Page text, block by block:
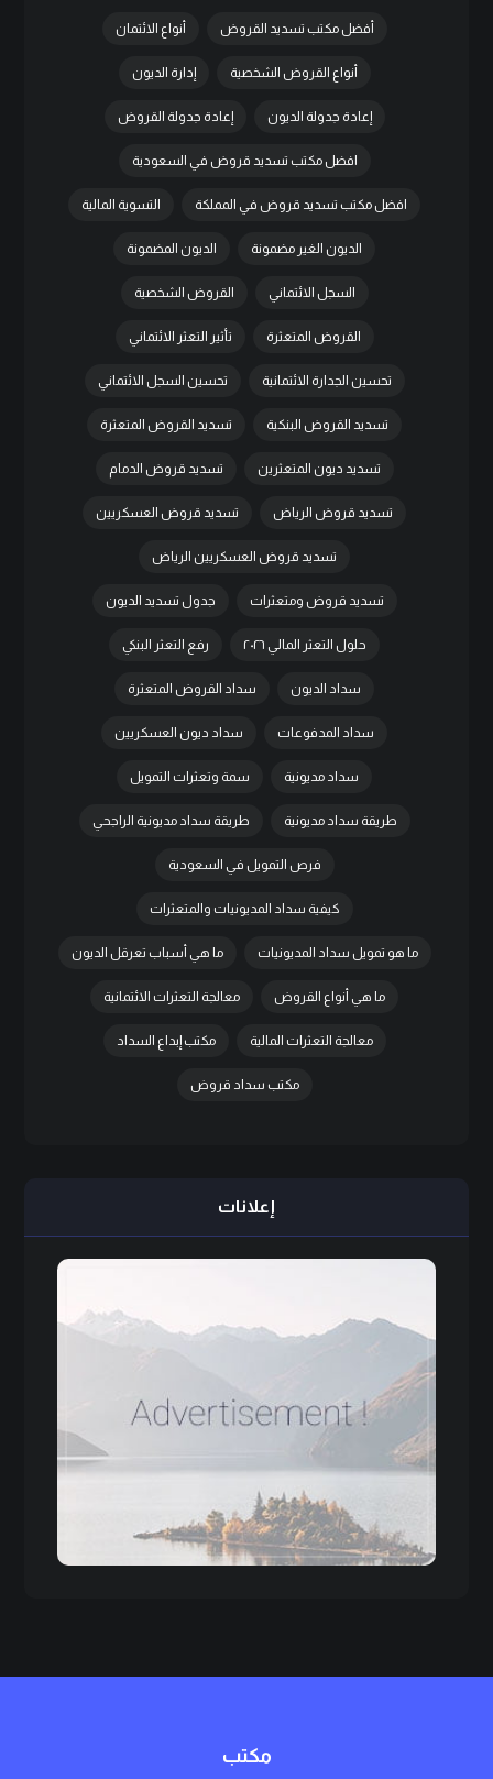
أفضل مكتب تسديد القروض أنواع الائتمان
أنواع القروض الشخصية إدارة الديون
إعادة جدولة الديون إعادة جدولة القروض
افضل مكتب تسديد قروض في السعودية
افضل مكتب تسديد قروض في المملكة التسوية المالية
الديون الغير مضمونة الديون المضمونة
السجل الائتماني القروض الشخصية
القروض المتعثرة تأثير التعثر الائتماني
تحسين الجدارة الائتمانية تحسين السجل الائتماني
تسديد القروض البنكية تسديد القروض المتعثرة
تسديد ديون المتعثرين تسديد قروض الدمام
تسديد قروض الرياض تسديد قروض العسكريين
تسديد قروض العسكريين الرياض
تسديد قروض ومتعثرات جدول تسديد الديون
حلول التعثر المالي ٢٠٢٦ رفع التعثر البنكي
سداد الديون سداد القروض المتعثرة
سداد المدفوعات سداد ديون العسكريين
سداد مديونية سمة وتعثرات التمويل
طريقة سداد مديونية طريقة سداد مديونية الراجحي
فرص التمويل في السعودية
كيفية سداد المديونيات والمتعثرات
ما هو تمويل سداد المديونيات ما هي أسباب تعرقل الديون
ما هي أنواع القروض معالجة التعثرات الائتمانية
معالجة التعثرات المالية مكتب إبداع السداد
مكتب سداد قروض
إعلانات
مكتب